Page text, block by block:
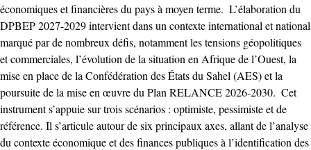
économiques et financières du pays à moyen terme. ‎ ‎L’élaboration du
DPBEP 2027-2029 intervient dans un contexte international et national
marqué par de nombreux défis, notamment les tensions géopolitiques
et commerciales, l’évolution de la situation en Afrique de l’Ouest, la
mise en place de la Confédération des États du Sahel (AES) et la
poursuite de la mise en œuvre du Plan RELANCE 2026-2030. ‎ ‎Cet
instrument s’appuie sur trois scénarios : optimiste, pessimiste et de
référence. Il s’articule autour de six principaux axes, allant de l’analyse
du contexte économique et des finances publiques à l’identification des